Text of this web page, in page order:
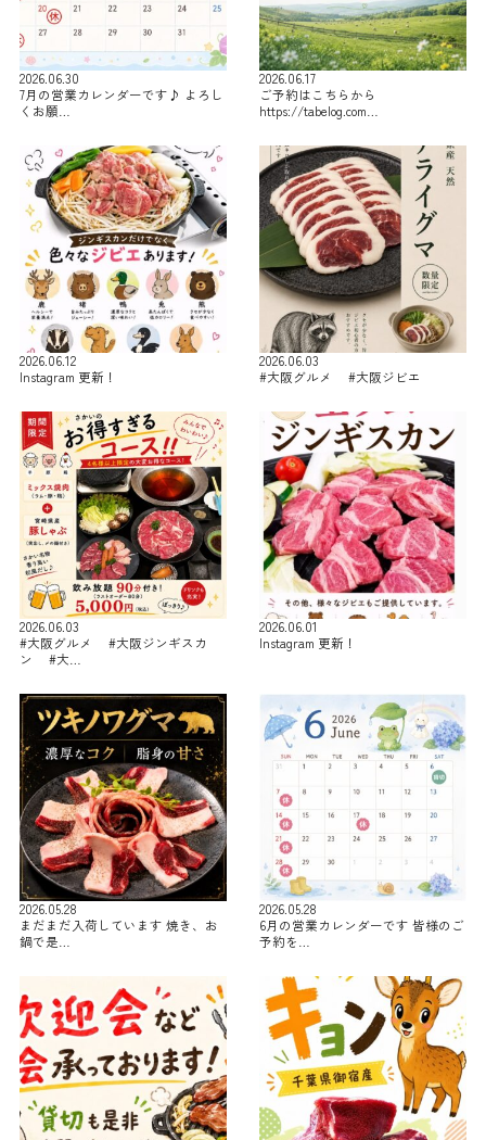
2026.06.30
7月の営業カレンダーです♪ よろし
くお願…
2026.06.17
ご予約はこちらから
https://tabelog.com…
2026.06.12
Instagram 更新！
2026.06.03
#大阪グルメ #大阪ジビエ
2026.06.03
#大阪グルメ #大阪ジンギスカ
ン #大…
2026.06.01
Instagram 更新！
2026.05.28
まだまだ入荷しています 焼き、お
鍋で是…
2026.05.28
6月の営業カレンダーです 皆様のご
予約を…